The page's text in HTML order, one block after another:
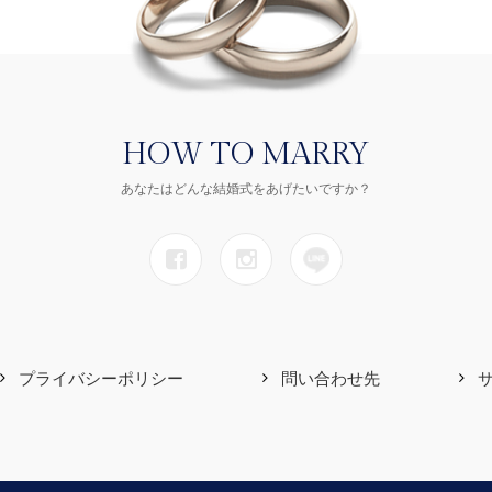
HOW TO MARRY
あなたはどんな結婚式をあげたいですか？
プライバシーポリシー 問い合わせ先